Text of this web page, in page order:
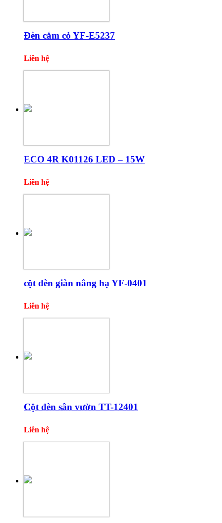
Đèn cắm cỏ YF-E5237
Liên hệ
ECO 4R K01126 LED – 15W
Liên hệ
cột đèn giàn nâng hạ YF-0401
Liên hệ
Cột đèn sân vườn TT-12401
Liên hệ